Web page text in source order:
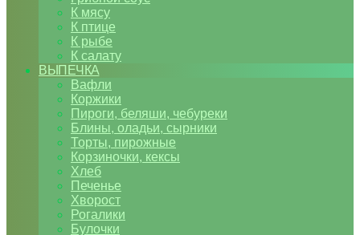
К мясу
К птице
К рыбе
К салату
ВЫПЕЧКА
Вафли
Коржики
Пироги, беляши, чебуреки
Блины, оладьи, сырники
Торты, пирожные
Корзиночки, кексы
Хлеб
Печенье
Хворост
Рогалики
Булочки